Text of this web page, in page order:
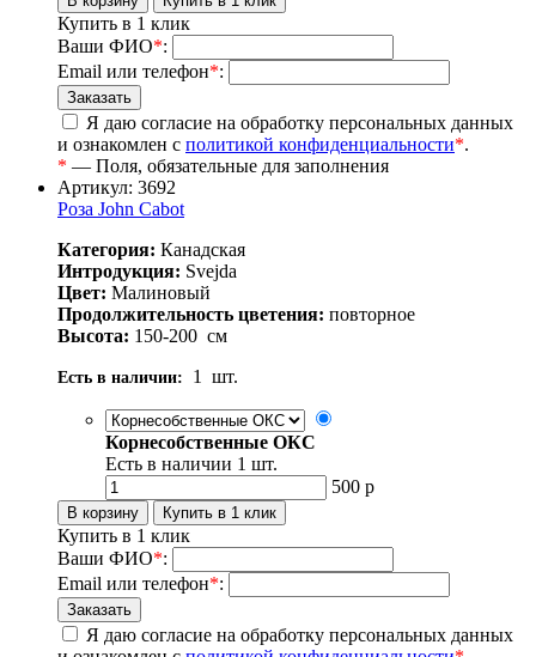
Купить в 1 клик
Ваши ФИО*:
Email или телефон*:
Я даю согласие на обработку персональных данных
и ознакомлен с политикой конфиденциальности*.
* — Поля, обязательные для заполнения
Артикул: 3692
Роза John Cabot
Категория: Канадская
Интродукция: Svejda
Цвет: Малиновый
Продолжительность цветения: повторное
Высота: 150-200 см
Есть в наличии: 1 шт.
Корнесобственные ОКС
Есть в наличии 1 шт.
500 р
Купить в 1 клик
Ваши ФИО*:
Email или телефон*:
Я даю согласие на обработку персональных данных